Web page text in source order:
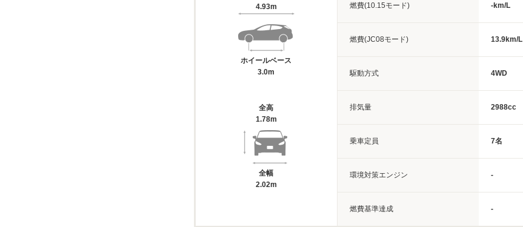
4.93m
ホイールベース
3.0m
全高
1.78m
全幅
2.02m
燃費(10.15モード) -km/L
燃費(JC08モード) 13.9km/L
駆動方式 4WD
排気量 2988cc
乗車定員 7名
環境対策エンジン -
燃費基準達成 -